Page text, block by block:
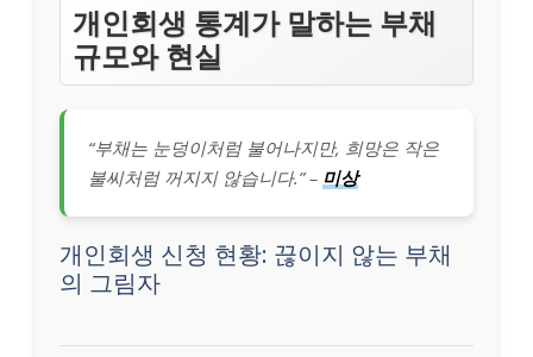
개인회생 통계가 말하는 부채
규모와 현실
“부채는 눈덩이처럼 불어나지만, 희망은 작은
불씨처럼 꺼지지 않습니다.” – 미상
개인회생 신청 현황: 끊이지 않는 부채
의 그림자